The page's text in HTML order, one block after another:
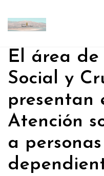
El área de
Social y
presentan
Atención
a personas